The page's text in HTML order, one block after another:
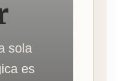
sola
es